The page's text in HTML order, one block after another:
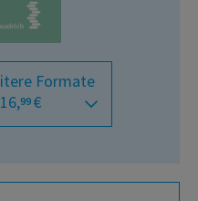
Formate
99 €